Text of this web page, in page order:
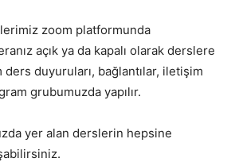
zoom platformunda
açık ya da kapalı olarak derslere
ders duyuruları, bağlantılar, iletişim
grubumuzda yapılır.
yer alan derslerin hepsine